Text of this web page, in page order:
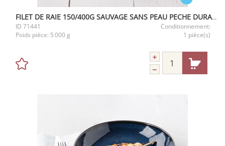
FILET DE RAIE 150/400G SAUVAGE SANS PEAU PECHE DURABLE 5KG
ID 71441
Conditionnement:
Poids pièce: 5 000 g 1 pièce(s)